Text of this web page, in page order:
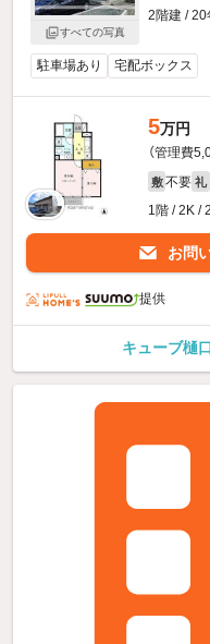
すべての写真
2階建 / 20
駐車場あり 宅配ボックス
5万円
（管理費
敷 不要 礼
1階 / 2K /
お問
提供
キューブ樋